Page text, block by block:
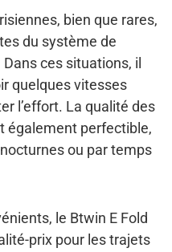
bien que rares,
du système de
Dans ces situations, il
quelques vitesses
l’effort. La qualité des
également perfectible,
ou par temps
le Btwin E Fold
prix pour les trajets